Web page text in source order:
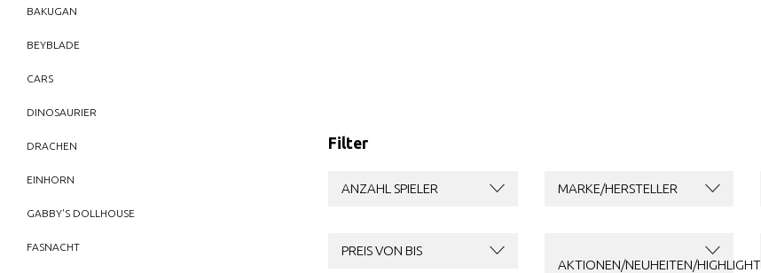
BAKUGAN
BEYBLADE
CARS
DINOSAURIER
DRACHEN
EINHORN
GABBY'S DOLLHOUSE
FASNACHT
Filter
ANZAHL SPIELER MARKE/HERSTELLER
PREIS VON BIS
AKTIONEN/NEUHEITEN/HIGHLIGHTS